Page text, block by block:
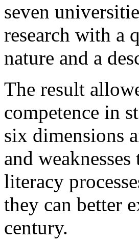
seven
research with a
nature and a
The result
competence in
six dimensions
and
literacy
they can better
century.